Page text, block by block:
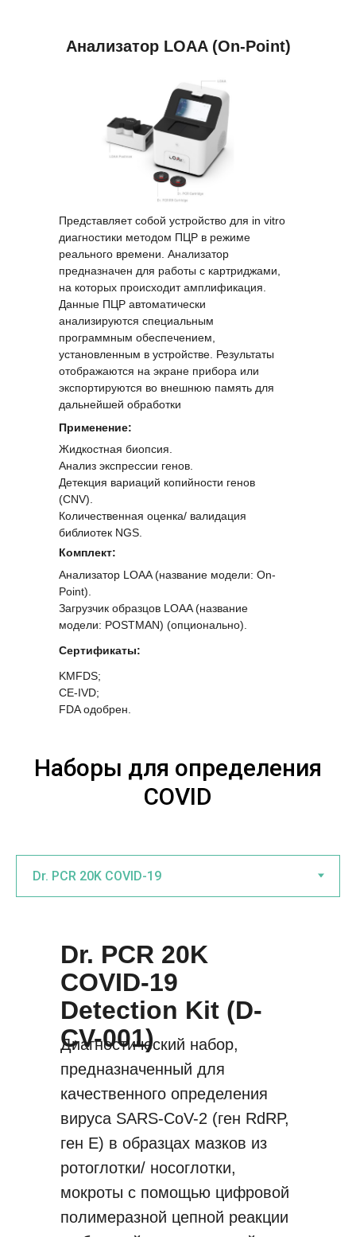
Анализатор LOAA (On-Point)
Представляет собой устройство для in vitro
диагностики методом ПЦР в режиме
реального времени. Анализатор
предназначен для работы с картриджами,
на которых происходит амплификация.
Данные ПЦР автоматически
анализируются специальным
программным обеспечением,
установленным в устройстве. Результаты
отображаются на экране прибора или
экспортируются во внешнюю память для
дальнейшей обработки
Применение:
Жидкостная биопсия.
Анализ экспрессии генов.
Детекция вариаций копийности генов
(CNV).
Количественная оценка/ валидация
библиотек NGS.
Комплект:
Анализатор LOAA (название модели: On-
Point).
Загрузчик образцов LOAA (название
модели: POSTMAN) (опционально).
Сертификаты:
KMFDS;
CE-IVD;
FDA одобрен.
Наборы для определения
COVID
Dr. PCR 20K
COVID-19
Detection Kit (D-
CV-001)
Диагностический набор,
предназначенный для
качественного определения
вируса SARS-CoV-2 (ген RdRP,
ген E) в образцах мазков из
ротоглотки/ носоглотки,
мокроты с помощью цифровой
полимеразной цепной реакции